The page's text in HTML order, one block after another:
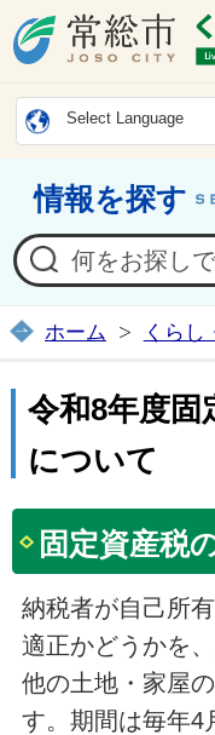
Select Language
情報を探す
ホーム くらし
令和8年度固
について
固定資産税
納税者が自己所
適正かどうかを
他の土地・家屋
す。期間は毎年4